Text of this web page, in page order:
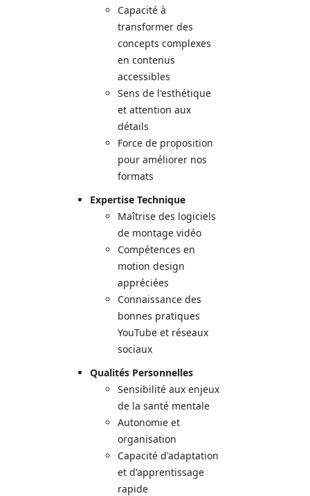
Capacité à
transformer des
concepts complexes
en contenus
accessibles
Sens de l'esthétique
et attention aux
détails
Force de proposition
pour améliorer nos
formats
Expertise Technique
Maîtrise des logiciels
de montage vidéo
Compétences en
motion design
appréciées
Connaissance des
bonnes pratiques
YouTube et réseaux
sociaux
Qualités Personnelles
Sensibilité aux enjeux
de la santé mentale
Autonomie et
organisation
Capacité d'adaptation
et d'apprentissage
rapide